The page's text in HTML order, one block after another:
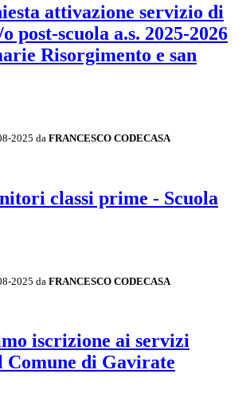
attivazione servizio di
post-scuola a.s. 2025-2026
Risorgimento e san
2025 da FRANCESCO CODECASA
classi prime - Scuola
2025 da FRANCESCO CODECASA
iscrizione ai servizi
Comune di Gavirate